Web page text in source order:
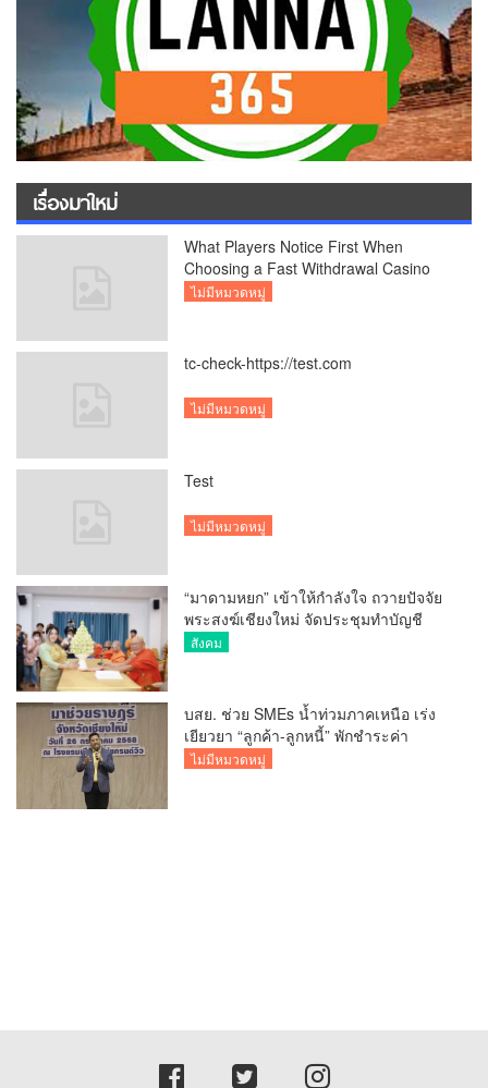
เรื่องมาใหม่
What Players Notice First When
Choosing a Fast Withdrawal Casino
UK
ไม่มีหมวดหมู่
tc-check-https://test.com
ไม่มีหมวดหมู่
Test
ไม่มีหมวดหมู่
“มาดามหยก” เข้าให้กำลังใจ ถวายปัจจัย
พระสงฆ์เชียงใหม่ จัดประชุมทำบัญชี
รายรับรายจ่ายของวัด กว่า 300 รูป ที่วัด
สังคม
บสย. ช่วย SMEs น้ำท่วมภาคเหนือ เร่ง
เยียวยา “ลูกค้า-ลูกหนี้” พักชำระค่า
ธรรมเนียม-ค่างวด
ไม่มีหมวดหมู่